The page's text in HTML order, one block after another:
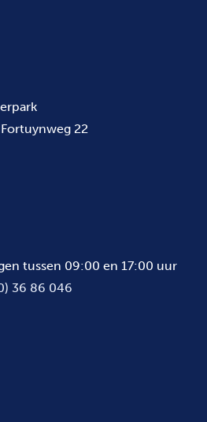
22
tussen 09:00 en 17:00 uur
36 86 046